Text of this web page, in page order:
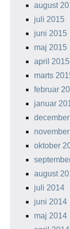
august
juli 2015
juni 2015
maj 2015
april 2015
marts
februar
januar
oktober
august
juli 2014
juni 2014
maj 2014